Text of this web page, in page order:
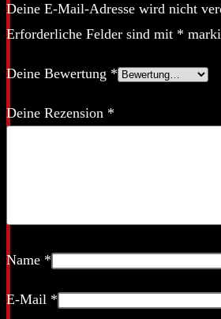
Deine E-Mail-Adresse wird nicht
Erforderliche Felder sind mit *
Deine Bewertung *
Deine Rezension *
Name *
E-Mail *